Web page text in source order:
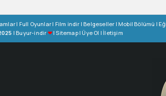
| Full Oyunlar| Film indir |Belgeseller |Mobil Bölümü |
|Buyur-indir ❤|Sitemap|Üye Ol | İletişim